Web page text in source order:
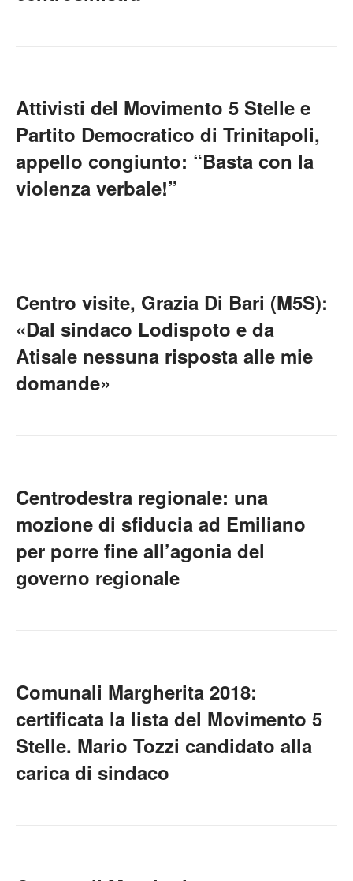
Attivisti del Movimento 5 Stelle e
Partito Democratico di Trinitapoli,
appello congiunto: “Basta con la
violenza verbale!”
Centro visite, Grazia Di Bari (M5S):
«Dal sindaco Lodispoto e da
Atisale nessuna risposta alle mie
domande»
Centrodestra regionale: una
mozione di sfiducia ad Emiliano
per porre fine all’agonia del
governo regionale
Comunali Margherita 2018:
certificata la lista del Movimento 5
Stelle. Mario Tozzi candidato alla
carica di sindaco